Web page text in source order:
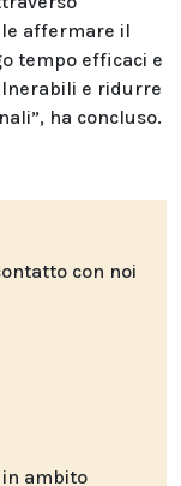
affermare il
tempo efficaci e
e ridurre
ha concluso.
con noi
ambito